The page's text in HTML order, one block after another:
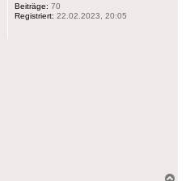
Beiträge: 70
Registriert: 22.02.2023, 20:05